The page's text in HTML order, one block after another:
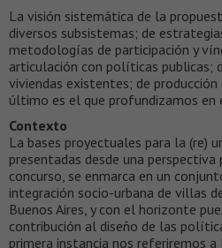
La visión sistemática de la
diversos subsistemas; de
metodologías de participación y
articulación con políticas publicas;
viviendas existentes; de producción
último es el que profundizamos en
Contexto
La bases proyectuales para la (re)
presentadas desde una
concurso, se enmarca en un
integración socio-urbana de villas
Buenos Aires, y con el horizonte
contribución al diseño de las
primera instancia nos referiremos